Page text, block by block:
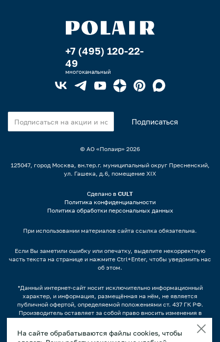
+7 (495) 120-22-
49
многоканальный
© АО «Полаир» 2026
125047, город Москва, вн.тер.г. муниципальный округ Пресненский,
ул. Гашека, д.6, помещение XIX
Сделано в CULT
Политика конфиденциальности
Политика обработки персональных данных
При использовании материалов сайта ссылка обязательна.
Если Вы заметили ошибку или опечатку, выделите некорректную
часть текста на странице и нажмите Ctrl+Enter, чтобы уведомить нас
об этом.
*Данный интернет-сайт носит исключительно информационный
характер, и информация, размещённая на нём, не является
публичной офертой, определяемой положениями ст. 437 ГК РФ.
Производитель оставляет за собой право вносить изменения в
предварительного уведомления.
На сайте обрабатываются файлы cookies, чтобы